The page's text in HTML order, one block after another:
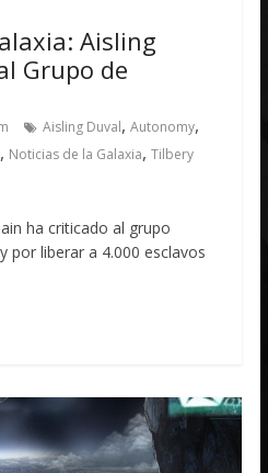
Aisling
Grupo de
Aisling Duval,Autonomy,
, Noticias de la Galaxia,Tilbery
ha criticado al grupo
por liberar a 4.000 esclavos